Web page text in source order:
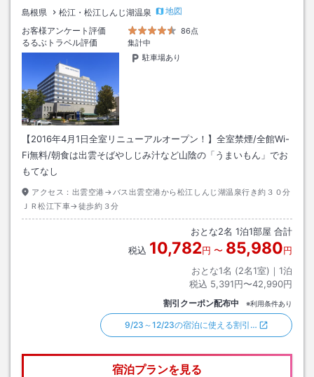
島根県 松江・松江しんじ湖温泉
地図
お客様アンケート評価
86点
るるぶトラベル評価
集計中
駐車場あり
【2016年4月1日全室リニューアルオープン！】全室禁煙/全館Wi-
Fi無料/朝食は出雲そばやしじみ汁など山陰の「うまいもん」でお
もてなし
アクセス： 出雲空港→バス出雲空港から松江しんじ湖温泉行き約３０分
ＪＲ松江下車→徒歩約３分
おとな2名 1泊1部屋 合計
税込 10,782円 〜 85,980円
おとな1名 (2名1室)｜ 1泊
税込 5,391円〜42,990円
割引クーポン配布中 ※利用条件あり
9/23～12/23の宿泊に使える割引…
宿泊プランを見る